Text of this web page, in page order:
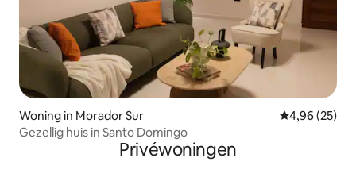
Woning in Morador Sur Gemiddelde
4,96 (25)
Gezellig huis in Santo Domingo
Privéwoningen